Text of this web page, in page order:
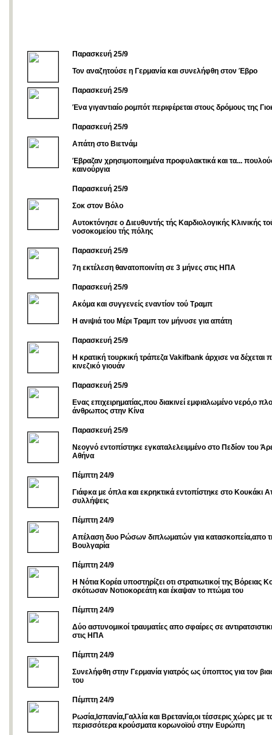
Παρασκευή 25/9
Τον αναζητούσε η Γερμανία και συνελήφθη στον Έβρο
Παρασκευή 25/9
Ένα γιγαντιαίο ρομπότ περιφέρεται στους δρόμους της
Παρασκευή 25/9
Aπάτη στο Βιετνάμ
Έβραζαν χρησιμοποιημένα προφυλακτικά και τα...
καινούργια
Παρασκευή 25/9
Σοκ στον Βόλο
Αυτοκτόνησε ο Διευθυντής τής Καρδιολογικής Κλινικής
νοσοκομείου τής πόλης
Παρασκευή 25/9
7η εκτέλεση θανατοποινίτη σε 3 μήνες στις ΗΠΑ
Παρασκευή 25/9
Ακόμα και συγγενείς εναντίον τού Τραμπ
Η ανιψιά του Μέρι Τραμπ τον μήνυσε για απάτη
Παρασκευή 25/9
Η κρατική τουρκική τράπεζα Vakifbank άρχισε να δέχεται
κινεζικό γιουάν
Παρασκευή 25/9
Ενας επιχειρηματίας,που διακινεί εμφιαλωμένο νερό,ο
άνθρωπος στην Κίνα
Παρασκευή 25/9
Νεογνό εντοπίστηκε εγκαταλελειμμένο στο Πεδίον του
Αθήνα
Πέμπτη 24/9
Γιάφκα με όπλα και εκρηκτικά εντοπίστηκε στο Κουκάκι
συλλήψεις
Πέμπτη 24/9
Απέλαση δυο Ρώσων διπλωματών για κατασκοπεία,απο
Βουλγαρία
Πέμπτη 24/9
Η Νότια Κορέα υποστηρίζει οτι στρατιωτικοί της Βόρειας
σκότωσαν Νοτιοκορεάτη και έκαψαν το πτώμα του
Πέμπτη 24/9
Δύο αστυνομικοί τραυματίες απο σφαίρες σε
στις ΗΠΑ
Πέμπτη 24/9
Συνελήφθη στην Γερμανία γιατρός ως ύποπτος για τον
του
Πέμπτη 24/9
Ρωσία,Ισπανία,Γαλλία και Βρετανία,οι τέσσερις χώρες με
περισσότερα κρούσματα κορωνοϊού στην Ευρώπη